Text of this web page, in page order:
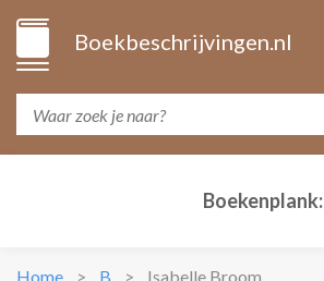
Boekbeschrijvingen.nl
Boekenplank:
Home B Isabelle Broom